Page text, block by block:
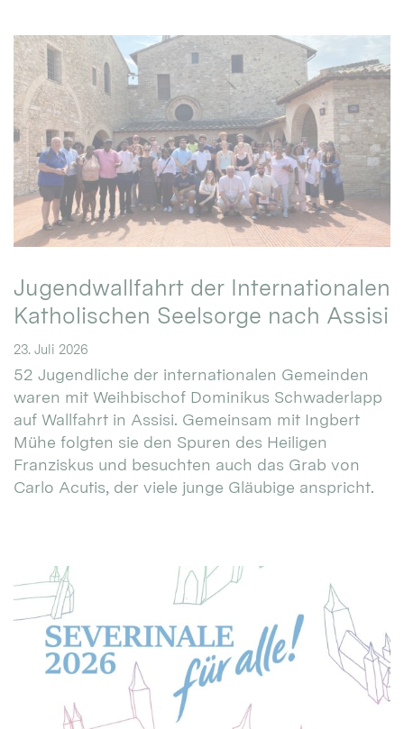
Jugendwallfahrt der Internationalen
Katholischen Seelsorge nach Assisi
23. Juli 2026
52 Jugendliche der internationalen Gemeinden
waren mit Weihbischof Dominikus Schwaderlapp
auf Wallfahrt in Assisi. Gemeinsam mit Ingbert
Mühe folgten sie den Spuren des Heiligen
Franziskus und besuchten auch das Grab von
Carlo Acutis, der viele junge Gläubige anspricht.